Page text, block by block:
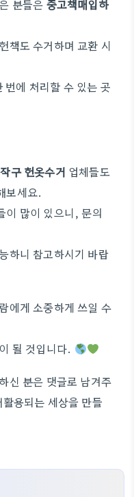
분들은 중고책매입하
책도 수거하며 교환 시
에 처리할 수 있는 곳
구 헌옷수거 업체들도
보세요.
이 많이 있으니, 문의
하니 참고하시기 바랍
에게 소중하게 쓰일 수
될 것입니다.
신 분은 댓글로 남겨주
용되는 세상을 만들